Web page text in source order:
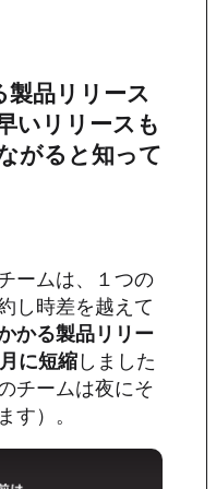
品リリース
いリリースも
がると知って
ームは、１つの
し時差を越えて
かる製品リリー
に短縮しました
チームは夜にそ
す）。